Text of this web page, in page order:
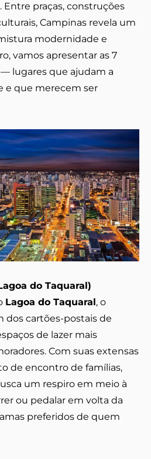
praças, construções
Campinas revela um
modernidade e
vamos apresentar as 7
lugares que ajudam a
e que merecem ser
do Taquaral)
Lagoa do Taquaral, o
dos cartões-postais de
de lazer mais
Com suas extensas
de encontro de famílias,
um respiro em meio à
ou pedalar em volta da
preferidos de quem